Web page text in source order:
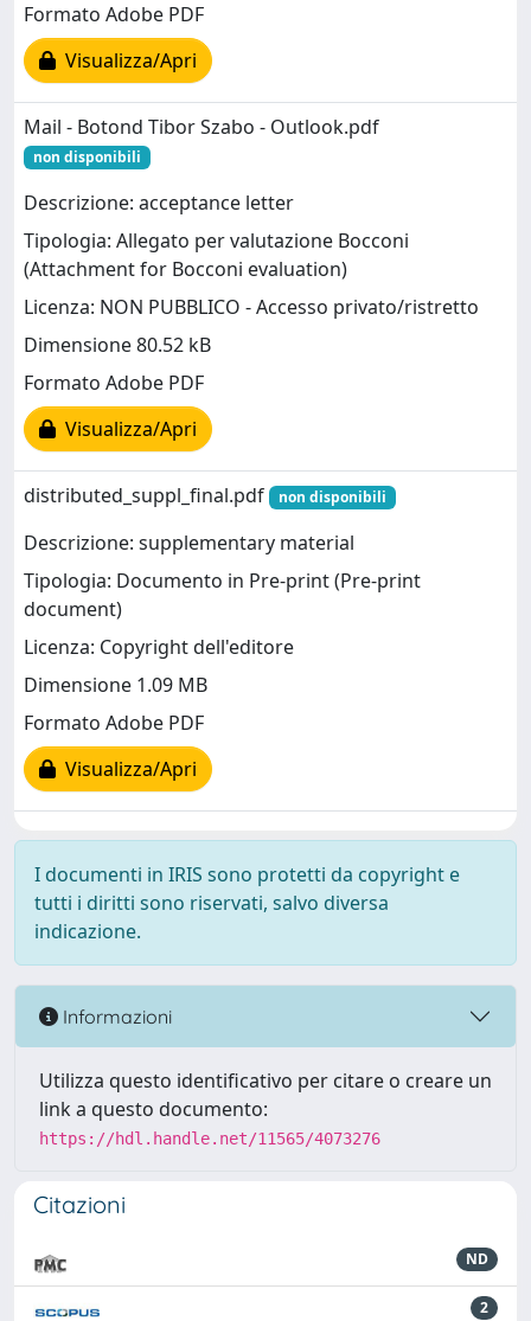
Formato Adobe PDF
Visualizza/Apri
Mail - Botond Tibor Szabo - Outlook.pdf
non disponibili
Descrizione: acceptance letter
Tipologia: Allegato per valutazione Bocconi
(Attachment for Bocconi evaluation)
Licenza: NON PUBBLICO - Accesso privato/ristretto
Dimensione 80.52 kB
Formato Adobe PDF
Visualizza/Apri
distributed_suppl_final.pdf non disponibili
Descrizione: supplementary material
Tipologia: Documento in Pre-print (Pre-print
document)
Licenza: Copyright dell'editore
Dimensione 1.09 MB
Formato Adobe PDF
Visualizza/Apri
I documenti in IRIS sono protetti da copyright e
tutti i diritti sono riservati, salvo diversa
indicazione.
Informazioni
Utilizza questo identificativo per citare o creare un
link a questo documento:
https://hdl.handle.net/11565/4073276
Citazioni
ND
2